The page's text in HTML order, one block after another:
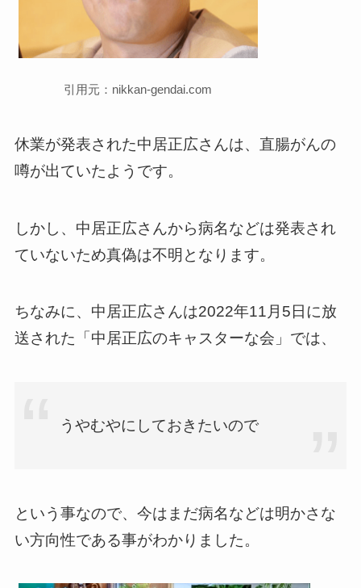
引用元：nikkan-gendai.com
休業が発表された中居正広さんは、直腸がんの
噂が出ていたようです。
しかし、中居正広さんから病名などは発表され
ていないため真偽は不明となります。
ちなみに、中居正広さんは2022年11月5日に放
送された「中居正広のキャスターな会」では、
うやむやにしておきたいので
という事なので、今はまだ病名などは明かさな
い方向性である事がわかりました。